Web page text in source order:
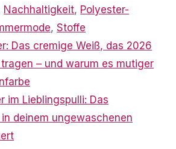
Nachhaltigkeit, Polyester-
, Stoffe
Das cremige Weiß, das 2026
– und warum es mutiger
im Lieblingspulli: Das
deinem ungewaschenen